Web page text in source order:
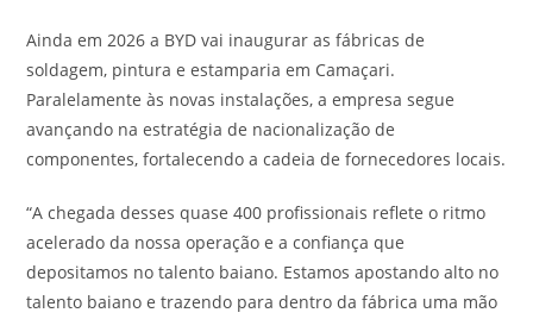
Ainda em 2026 a BYD vai inaugurar as fábricas de
soldagem, pintura e estamparia em Camaçari.
Paralelamente às novas instalações, a empresa segue
avançando na estratégia de nacionalização de
componentes, fortalecendo a cadeia de fornecedores locais.
“A chegada desses quase 400 profissionais reflete o ritmo
acelerado da nossa operação e a confiança que
depositamos no talento baiano. Estamos apostando alto no
talento baiano e trazendo para dentro da fábrica uma mão